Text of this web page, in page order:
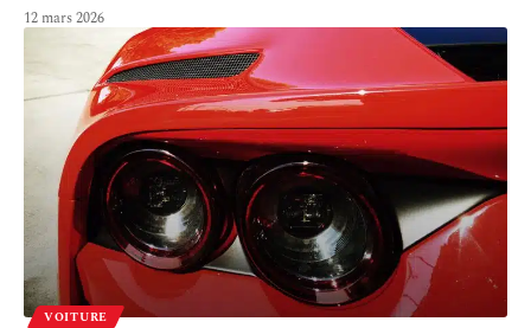
12 mars 2026
VOITURE